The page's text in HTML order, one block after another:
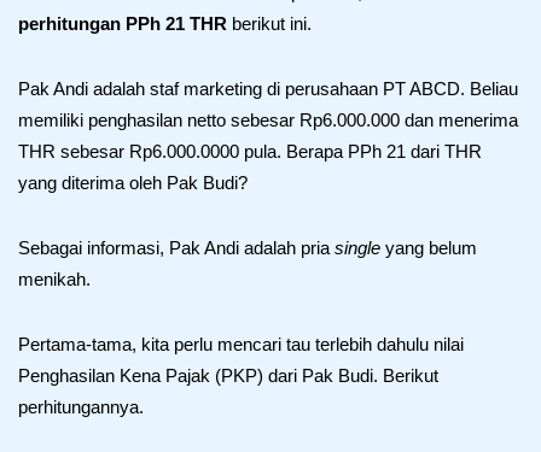
perhitungan PPh 21 THR berikut ini.
Pak Andi adalah staf marketing di perusahaan PT ABCD. Beliau
memiliki penghasilan netto sebesar Rp6.000.000 dan menerima
THR sebesar Rp6.000.0000 pula. Berapa PPh 21 dari THR
yang diterima oleh Pak Budi?
Sebagai informasi, Pak Andi adalah pria single yang belum
menikah.
Pertama-tama, kita perlu mencari tau terlebih dahulu nilai
Penghasilan Kena Pajak (PKP) dari Pak Budi. Berikut
perhitungannya.